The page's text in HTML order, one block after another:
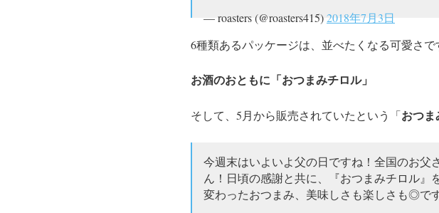
— roasters (@roasters415)2018年7月3日
6種類あるパッケージは、並べたくなる可愛さで
お酒のおともに「おつまみチロル」
そして、5月から販売されていたという「おつ
今週末はいよいよ父の日ですね！全国のお父
ん！日頃の感謝と共に、『おつまみチロル
変わったおつまみ、美味しさも楽しさも◎で